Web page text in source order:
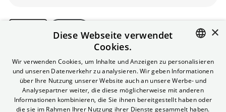
Bitte beachte: Gastbuchungen sind nicht stornierbar.
Registriere dich kostenlos für bis zu 90 min vor Filmbeginn
stornierbare Tickets für reguläre Vorstellungen.
Unlimited-Mitglied? Melde dich an, um deine Benefits
nutzen zu können.
ENGLISH
×
Diese Webseite verwendet
Cookies.
Wir verwenden Cookies, um Inhalte und Anzeigen zu personalisieren
und unseren Datenverkehr zu analysieren. Wir geben Informationen
über Ihre Nutzung unserer Website auch an unsere Werbe- und
Analysepartner weiter, die diese möglicherweise mit anderen
Informationen kombinieren, die Sie ihnen bereitgestellt haben oder
die sie im Rahmen Ihrer Nutzung ihrer Dienste gesammelt haben.